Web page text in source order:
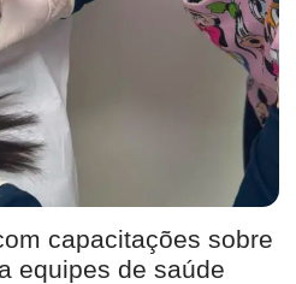
capacitações sobre
equipes de saúde